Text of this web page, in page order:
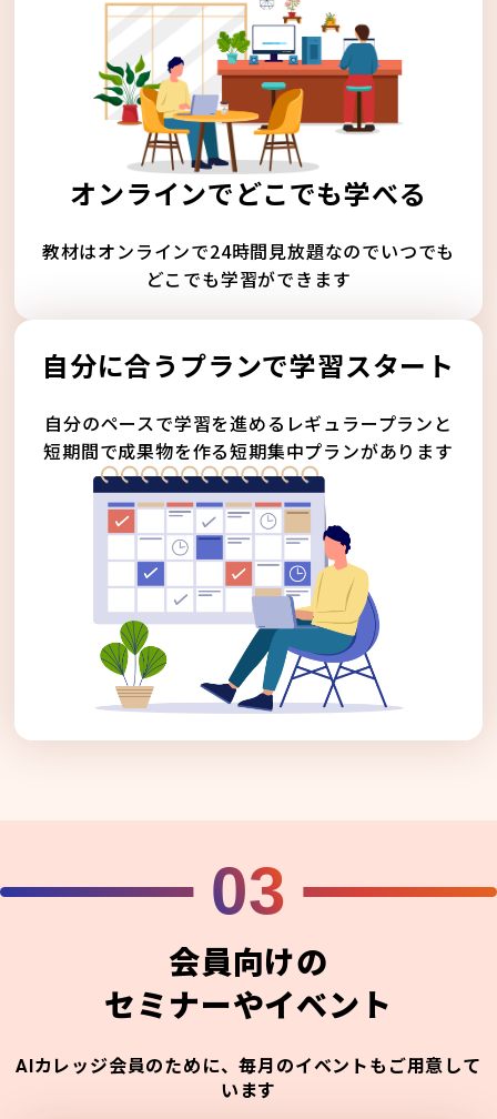
オンラインでどこでも学べる
教材はオンラインで24時間見放題なのでいつでも
どこでも学習ができます
自分に合うプランで学習スタート
自分のペースで学習を進めるレギュラープランと
短期間で成果物を作る短期集中プランがあります
03
会員向けの
セミナーやイベント
AIカレッジ会員のために、毎月のイベントもご用意して
います